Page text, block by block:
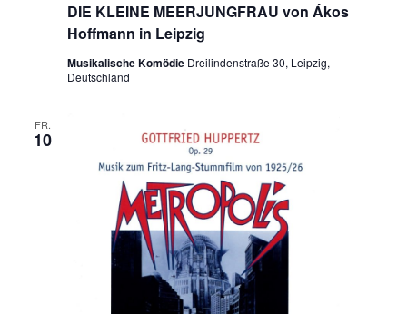
DIE KLEINE MEERJUNGFRAU von Ákos
Hoffmann in Leipzig
Musikalische Komödie Dreilindenstraße 30, Leipzig,
Deutschland
FR.
10